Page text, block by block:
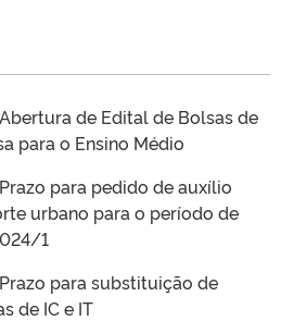
Abertura de Edital de Bolsas de
para o Ensino Médio
Prazo para pedido de auxílio
urbano para o período de
1
Prazo para substituição de
de IC e IT